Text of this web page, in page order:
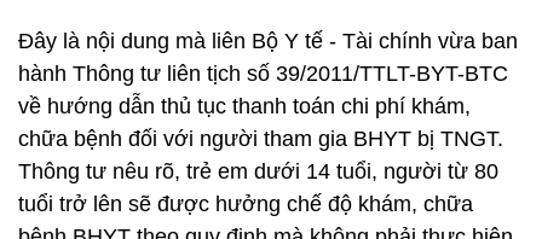
Đây là nội dung mà liên Bộ Y tế - Tài chính vừa ban
hành Thông tư liên tịch số 39/2011/TTLT-BYT-BTC
về hướng dẫn thủ tục thanh toán chi phí khám,
chữa bệnh đối với người tham gia BHYT bị TNGT.
Thông tư nêu rõ, trẻ em dưới 14 tuổi, người từ 80
tuổi trở lên sẽ được hưởng chế độ khám, chữa